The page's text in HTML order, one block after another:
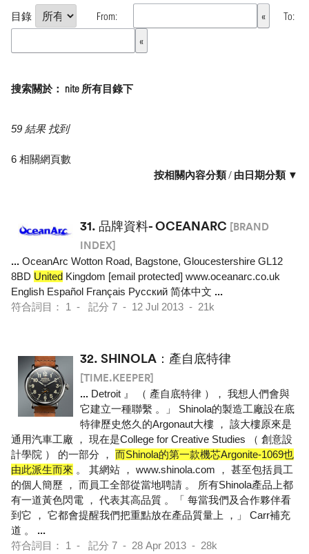
目錄 From: To:
搜索關於： nite 所有目錄下
59 結果 找到
6 相關網頁數
按相關內容分類/ 由日期分類 ▼
31. 品牌資料- OCEANARC [BRAND
INDEX]
... OceanArc Wotton Road, Bagstone, Gloucestershire GL12
8BD United Kingdom [email protected] www.oceanarc.co.uk
English Español Français Pусский 简体中文 ...
符合詞目： 1 - 記分 7 - 12 Jul 2013 - 21k
32. SHINOLA：產自底特律
[TIME.KEEPER]
... Detroit 』 （ 產自底特律 ）， 我想人們會與
它建立一種聯繫 。」 Shinola的製造工廠設在底
特律歷史悠久的Argonaut大樓 ， 該大樓原來是
通用汽車工廠 ， 現在是College for Creative Studies （ 創意設
計學院 ） 的一部分 ， 而Shinola的第一款機芯Argonite-1069也
由此派生而來 。 其網站 ， www.shinola.com ， 甚至包括員工
的個人簡歷 ， 而員工全部從當地聘請 。 所有Shinola產品上都
有一道黃色閃電 ， 代表其高品質 。「 每當我們及合作夥伴看
到它 ， 它都會提醒我們把重點放在產品質量上 ，」 Carr補充
道 。 ...
符合詞目： 1 - 記分 7 - 28 Apr 2013 - 28k